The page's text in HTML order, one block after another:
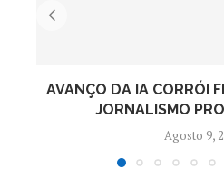
AVANÇO DA IA CORRÓI
JORNALISMO
Agosto 9,